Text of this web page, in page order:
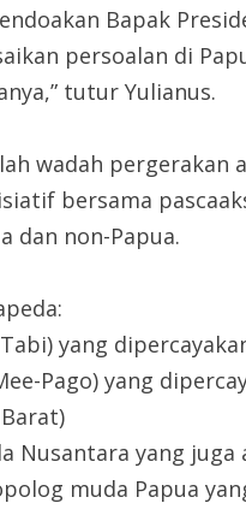
Bapak
persoalan di
tutur Yulianus.
wadah
bersama
dan non-Papua.
yang
Pago) yang
Nusantara yang juga
muda Papua